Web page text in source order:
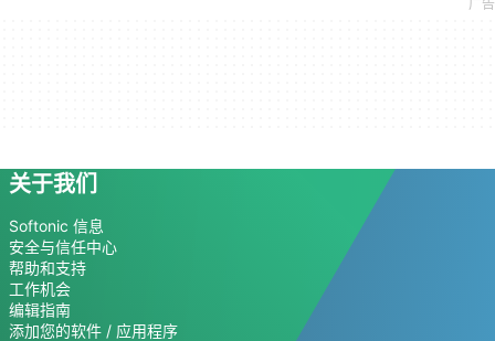
关于我们
Softonic 信息
安全与信任中心
帮助和支持
工作机会
编辑指南
添加您的软件 / 应用程序